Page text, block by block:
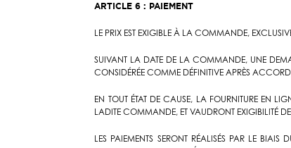
ARTICLE 6 : PAIEMENT
LE PRIX EST EXIGIBLE À LA COMMANDE,
SUIVANT LA DATE DE LA COMMANDE, UNE
CONSIDÉRÉE COMME DÉFINITIVE APRÈS
EN TOUT ÉTAT DE CAUSE, LA FOURNITURE EN
LADITE COMMANDE, ET VAUDRONT EXIGIBILITÉ
LES PAIEMENTS SERONT RÉALISÉS PAR LE BIAIS